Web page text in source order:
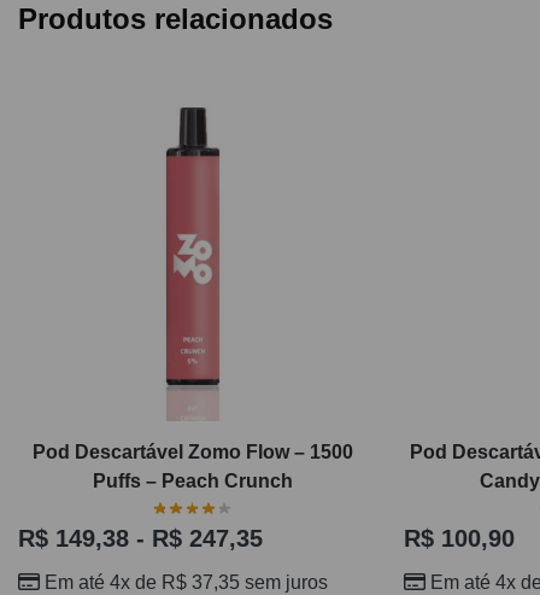
Produtos relacionados
Pod Descartável Zomo Flow – 1500
Puffs – Peach Crunch
R$ 149,38 - R$ 247,35
Em até 4x de R$ 37,35 sem juros
Pod
R$ 100,90
Em até 4x